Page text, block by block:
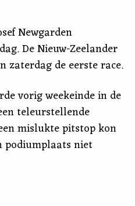
Newgarden
De Nieuw-Zeelander
zaterdag de eerste race.
vorig weekeinde in de
teleurstellende
mislukte pitstop kon
podiumplaats niet